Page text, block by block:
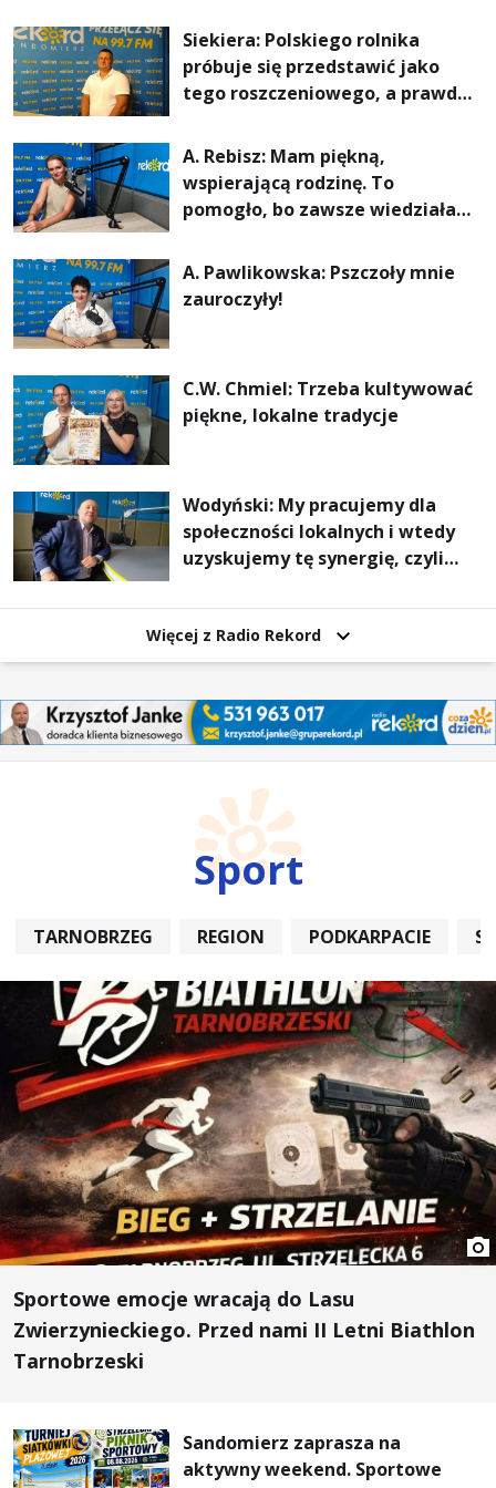
Siekiera: Polskiego rolnika
próbuje się przedstawić jako
tego roszczeniowego, a prawda
A. Rebisz: Mam piękną,
wspierającą rodzinę. To
pomogło, bo zawsze wiedziałam,
najważniejsza
A. Pawlikowska: Pszczoły mnie
zauroczyły!
C.W. Chmiel: Trzeba kultywować
piękne, lokalne tradycje
Wodyński: My pracujemy dla
społeczności lokalnych i wtedy
uzyskujemy tę synergię, czyli
Więcej z Radio Rekord
Sport
TARNOBRZEG REGION PODKARPACIE
Sportowe emocje wracają do Lasu
Zwierzynieckiego. Przed nami II Letni Biathlon
Tarnobrzeski
Sandomierz zaprasza na
aktywny weekend. Sportowe